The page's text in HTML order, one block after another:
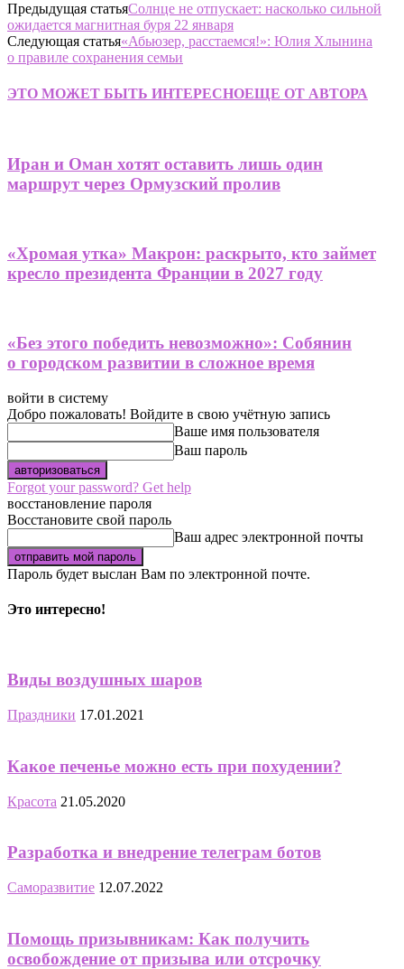
Предыдущая статьяСолнце не отпускает: насколько сильной
ожидается магнитная буря 22 января
Следующая статья«Абьюзер, расстаемся!»: Юлия Хлынина
о правиле сохранения семьи
ЭТО МОЖЕТ БЫТЬ ИНТЕРЕСНОЕЩЕ ОТ АВТОРА
Иран и Оман хотят оставить лишь один
маршрут через Ормузский пролив
«Хромая утка» Макрон: раскрыто, кто займет
кресло президента Франции в 2027 году
«Без этого победить невозможно»: Собянин
о городском развитии в сложное время
войти в систему
Добро пожаловать! Войдите в свою учётную запись
Ваше имя пользователя
Ваш пароль
Forgot your password? Get help
восстановление пароля
Восстановите свой пароль
Ваш адрес электронной почты
Пароль будет выслан Вам по электронной почте.
Это интересно!
Виды воздушных шаров
Праздники 17.01.2021
Какое печенье можно есть при похудении?
Красота 21.05.2020
Разработка и внедрение телеграм ботов
Саморазвитие 12.07.2022
Помощь призывникам: Как получить
освобождение от призыва или отсрочку